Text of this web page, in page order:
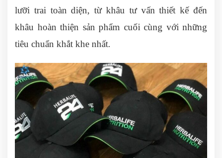
lưỡi trai toàn diện, từ khâu tư vấn thiết kế đến
khâu hoàn thiện sản phẩm cuối cùng với những
tiêu chuẩn khắt khe nhất.